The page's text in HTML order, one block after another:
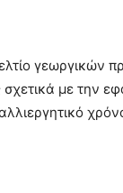
γεωργικών
με την